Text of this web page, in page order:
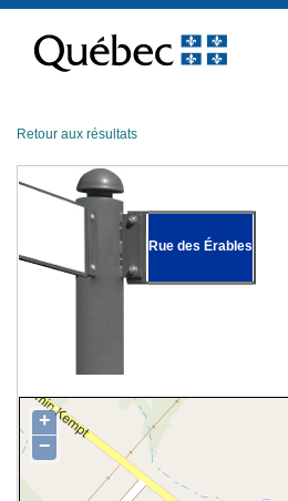
contenu
Retour aux résultats
Rue des Érables
+
−